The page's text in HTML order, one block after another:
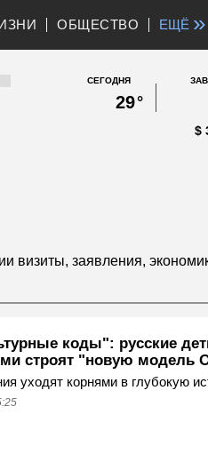
ОБЩЕСТВО ЕЩЁ »
СЕГОДНЯ
29°
$
визиты, заявления,
коды": русские
строят "новую модель
уходят корнями в глубокую